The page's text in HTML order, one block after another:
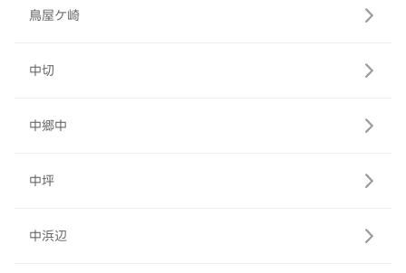
鳥屋ケ崎
中切
中郷中
中坪
中浜辺